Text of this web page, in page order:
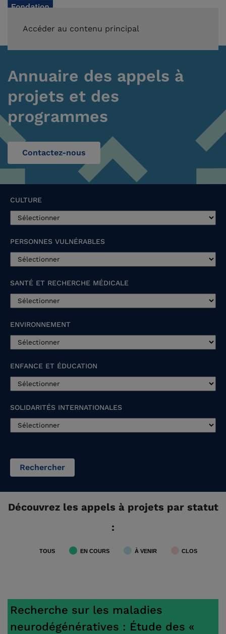
Accéder au contenu principal
Annuaire des appels à
projets et des
programmes
Contactez-nous
CULTURE
PERSONNES VULNÉRABLES
SANTÉ ET RECHERCHE MÉDICALE
ENVIRONNEMENT
ENFANCE ET ÉDUCATION
SOLIDARITÉS INTERNATIONALES
Rechercher
Découvrez les appels à projets par statut
:
TOUS EN COURS À VENIR CLOS
Recherche sur les maladies
neurodégénératives : Étude des «